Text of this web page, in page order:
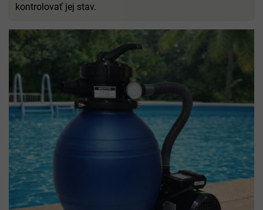
kontrolovať jej stav.